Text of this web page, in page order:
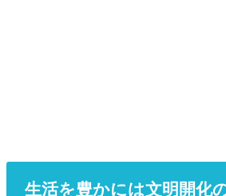
生活を豊かには文明開化